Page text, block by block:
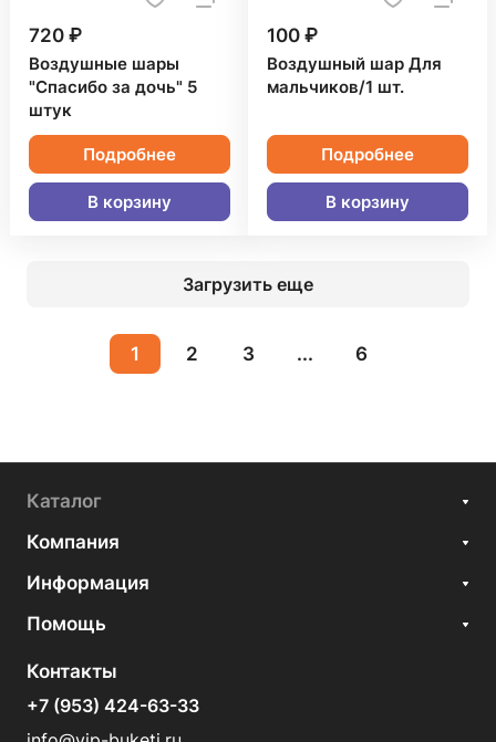
720 ₽
Воздушные шары
"Спасибо за дочь" 5
штук
Подробнее
В корзину
100 ₽
Воздушный шар Для
мальчиков/1 шт.
Подробнее
В корзину
Загрузить еще
1 2 3 ... 6
Каталог
Компания
Информация
Помощь
Контакты
+7 (953) 424-63-33